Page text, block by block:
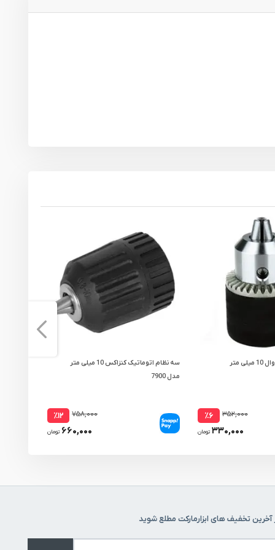
متر
۳۵۲,۰۰۰ ٪۶
۳۳۰,۰۰۰ تومان
سه نظام اتوماتیک کنزاکس 10 میلی متر
مدل 7900
۷۵۸,۰۰۰ ٪۱۲
۶۶۰,۰۰۰ تومان
آخرین تخفیف های ابزارمارکت مطلع شوید